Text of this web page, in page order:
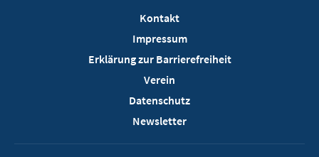
Kontakt
Impressum
Erklärung zur Barrierefreiheit
Verein
Datenschutz
Newsletter